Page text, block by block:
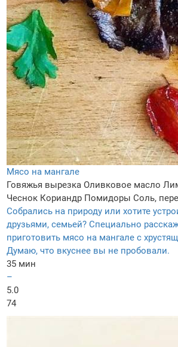
Мясо на мангале
Говяжья вырезка Оливковое масло
Чеснок Кориандр Помидоры Соль,
Собрались на природу или хотите
друзьями, семьей? Специально
приготовить мясо на мангале с
Думаю, что вкуснее вы не пробовали.
35 мин
–
5.0
74